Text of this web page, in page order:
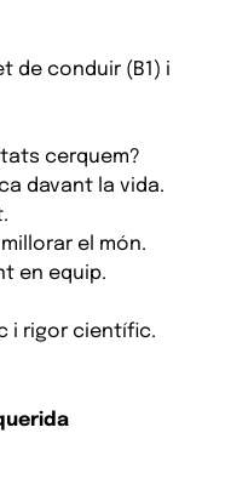
de conduir (B1) i
cerquem?
davant la vida.
el món.
en equip.
i rigor científic.